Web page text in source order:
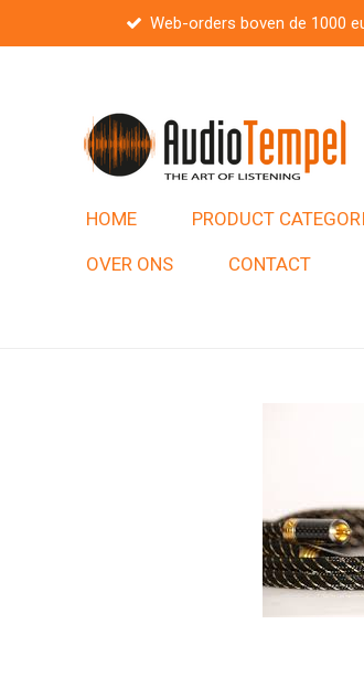
hoofdinhoud
Web-orders boven de 1000
HOME PRODUCT
OVER ONS CONTACT